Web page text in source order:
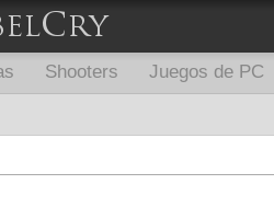
Shooters Juegos de PC